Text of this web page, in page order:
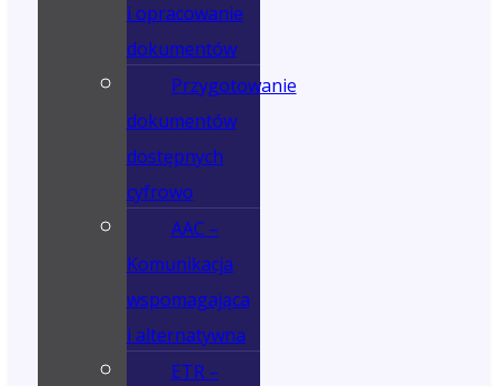
i opracowanie
dokumentów
Przygotowanie
dokumentów
dostępnych
cyfrowo
AAC –
Komunikacja
wspomagająca
i alternatywna
ETR –